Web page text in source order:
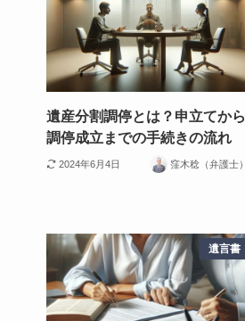
遺産分割調停とは？申立てから
調停成立までの手続きの流れ
2024年6月4日 窪木稔（弁護士）
遺言書